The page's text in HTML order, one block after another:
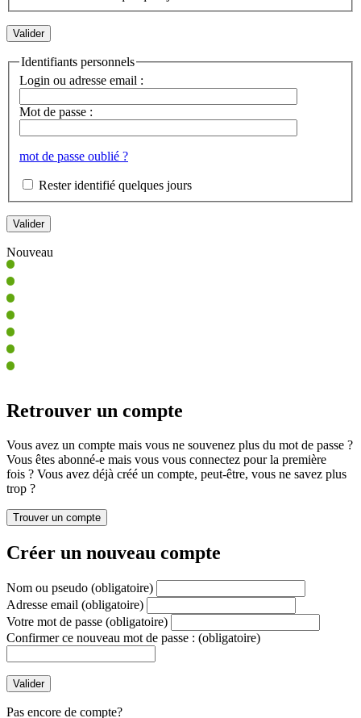
Identifiants personnels
Login ou adresse email :
Mot de passe :
mot de passe oublié ?
Rester identifié quelques jours
Nouveau
Retrouver un compte
Vous avez un compte mais vous ne souvenez plus du mot de passe ?
Vous êtes abonné-e mais vous vous connectez pour la première
fois ? Vous avez déjà créé un compte, peut-être, vous ne savez plus
trop ?
Créer un nouveau compte
Nom ou pseudo (obligatoire)
Adresse email (obligatoire)
Votre mot de passe (obligatoire)
Confirmer ce nouveau mot de passe : (obligatoire)
Pas encore de compte?